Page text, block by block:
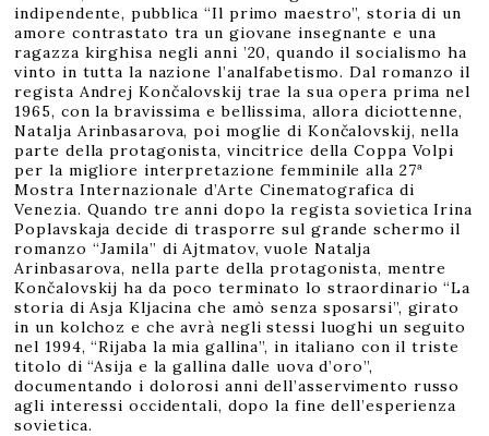
indipendente, pubblica “Il primo maestro”, storia di un
amore contrastato tra un giovane insegnante e una
ragazza kirghisa negli anni ’20, quando il socialismo ha
vinto in tutta la nazione l’analfabetismo. Dal romanzo il
regista Andrej Končalovskij trae la sua opera prima nel
1965, con la bravissima e bellissima, allora diciottenne,
Natalja Arinbasarova, poi moglie di Končalovskij, nella
parte della protagonista, vincitrice della Coppa Volpi
per la migliore interpretazione femminile alla 27ª
Mostra Internazionale d’Arte Cinematografica di
Venezia. Quando tre anni dopo la regista sovietica Irina
Poplavskaja decide di trasporre sul grande schermo il
romanzo “Jamila” di Ajtmatov, vuole Natalja
Arinbasarova, nella parte della protagonista, mentre
Končalovskij ha da poco terminato lo straordinario “La
storia di Asja Kljacina che amò senza sposarsi”, girato
in un kolchoz e che avrà negli stessi luoghi un seguito
nel 1994, “Rijaba la mia gallina”, in italiano con il triste
titolo di “Asija e la gallina dalle uova d’oro”,
documentando i dolorosi anni dell’asservimento russo
agli interessi occidentali, dopo la fine dell’esperienza
sovietica.